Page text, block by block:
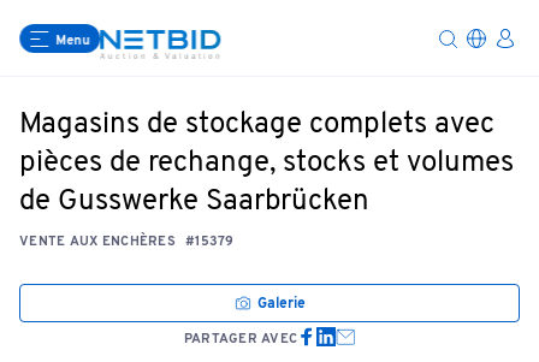
Menu
Magasins de stockage complets avec
pièces de rechange, stocks et volumes
de Gusswerke Saarbrücken
VENTE AUX ENCHÈRES #15379
Galerie
PARTAGER AVEC